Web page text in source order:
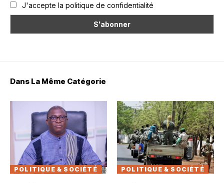
J'accepte la politique de confidentialité
Dans La Même Catégorie
POLITIQUE & SOCIÉTÉ POLITIQUE & SOCIÉTÉ